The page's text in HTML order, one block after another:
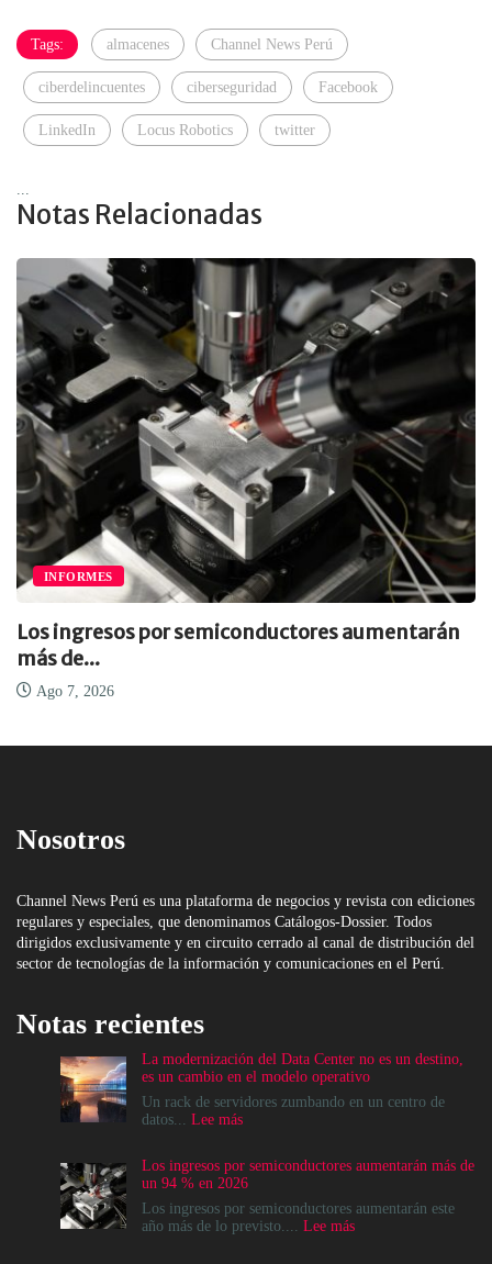
Tags: almacenes Channel News Perú
ciberdelincuentes ciberseguridad Facebook
LinkedIn Locus Robotics twitter
Notas Relacionadas
INFORMES
Los ingresos por semiconductores aumentarán
más de...
Ago 7, 2026
Nosotros
Channel News Perú es una plataforma de negocios y revista con ediciones
regulares y especiales, que denominamos Catálogos-Dossier. Todos
dirigidos exclusivamente y en circuito cerrado al canal de distribución del
sector de tecnologías de la información y comunicaciones en el Perú.
Notas recientes
La modernización del Data Center no es un destino,
es un cambio en el modelo operativo
Un rack de servidores zumbando en un centro de
datos... Lee más:
del
Data
Center
no
Los ingresos por semiconductores aumentarán más de
un 94 % en 2026
Los ingresos por semiconductores aumentarán este
año más de lo previsto.... Lee más: